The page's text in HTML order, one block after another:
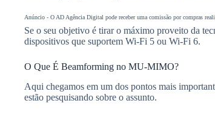
Anúncio - O AD Agência Digital pode receber uma comissão por compras
Se o seu objetivo é tirar o máximo proveito da
dispositivos que suportem Wi-Fi 5 ou Wi-Fi 6.
O Que É Beamforming no MU-MIMO?
Aqui chegamos em um dos pontos mais
estão pesquisando sobre o assunto.